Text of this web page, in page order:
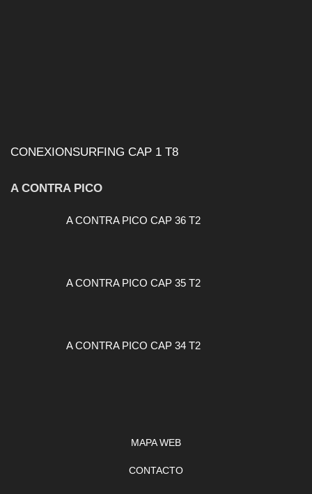
CONEXIONSURFING CAP 1 T8
A CONTRA PICO
A CONTRA PICO CAP 36 T2
A CONTRA PICO CAP 35 T2
A CONTRA PICO CAP 34 T2
MAPA WEB
CONTACTO